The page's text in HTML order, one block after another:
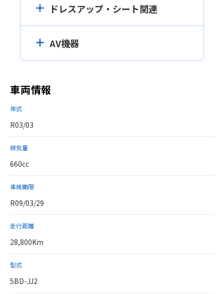
ドレスアップ・シート関連
AV機器
車両情報
年式
R03/03
排気量
660cc
車検期限
R09/03/29
走行距離
28,800Km
型式
5BD-JJ2